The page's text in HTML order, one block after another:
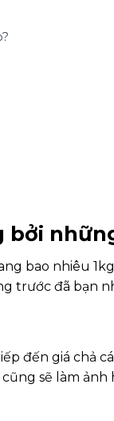
bởi
bao nhiêu
trước đã bạn
đến giá chả
sẽ làm